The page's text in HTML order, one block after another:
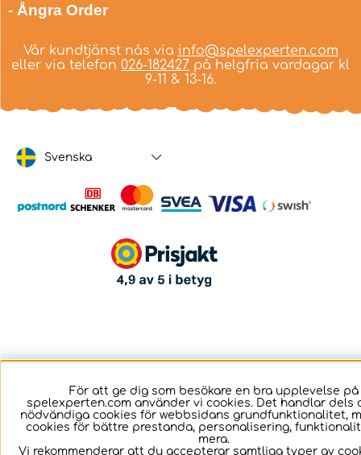
- Ångra Order
Vår kundtjänst nås via info@spelexperten.com
eller via telefon 026-182427 på helgfria vardagar kl
9-11 & 13-16.
Svenska
För att ge dig som besökare en bra upplevelse på
spelexperten.com använder vi cookies. Det handlar dels
nödvändiga cookies för webbsidans grundfunktionalitet,
cookies för bättre prestanda, personalisering,
mera.
Vi rekommenderar att du accepterar samtliga typer av